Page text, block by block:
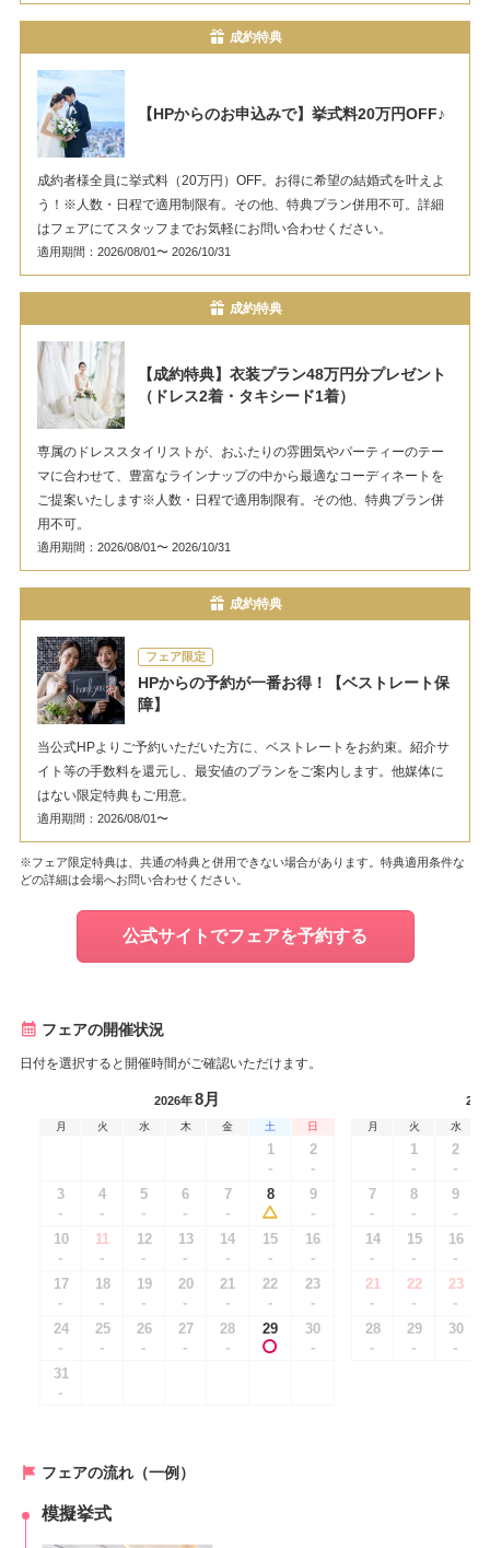
成約特典
【HPからのお申込みで】挙式料20万円OFF♪
成約者様全員に挙式料（20万円）OFF。お得に希望の結婚式を叶えよ
う！※人数・日程で適用制限有。その他、特典プラン併用不可。詳細
はフェアにてスタッフまでお気軽にお問い合わせください。
適用期間：2026/08/01〜 2026/10/31
成約特典
【成約特典】衣装プラン48万円分プレゼント
（ドレス2着・タキシード1着）
専属のドレススタイリストが、おふたりの雰囲気やパーティーのテー
マに合わせて、豊富なラインナップの中から最適なコーディネートを
ご提案いたします※人数・日程で適用制限有。その他、特典プラン併
用不可。
適用期間：2026/08/01〜 2026/10/31
成約特典
フェア限定
HPからの予約が一番お得！【ベストレート保
障】
当公式HPよりご予約いただいた方に、ベストレートをお約束。紹介サ
イト等の手数料を還元し、最安値のプランをご案内します。他媒体に
はない限定特典もご用意。
適用期間：2026/08/01〜
※フェア限定特典は、共通の特典と併用できない場合があります。特典適用条件な
どの詳細は会場へお問い合わせください。
公式サイトでフェアを予約する
フェアの開催状況
日付を選択すると開催時間がご確認いただけます。
2026年8月
月 火 水 木 金 土 日
1
-
2
-
3
-
4
-
5
-
6
-
7
-
8 9
-
10
-
11
-
12
-
13
-
14
-
15
-
16
-
17
-
18
-
19
-
20
-
21
-
22
-
23
-
24
-
25
-
26
-
27
-
28
-
29 30
-
31
-
月 火 水
1
-
2
-
7
-
8
-
9
-
14
-
15
-
16
-
21
-
22
-
23
-
28
-
29
-
30
-
フェアの流れ（一例）
模擬挙式